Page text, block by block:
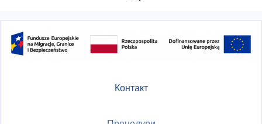
Контакт